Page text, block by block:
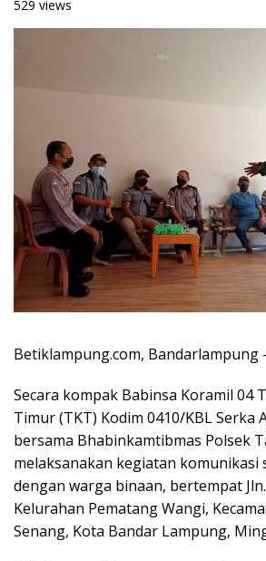
529 views
Betiklampung.com, Bandarlampung
Secara kompak Babinsa Koramil 04
Timur (TKT) Kodim 0410/KBL Serka
bersama Bhabinkamtibmas Polsek
melaksanakan kegiatan komunikasi
dengan warga binaan, bertempat
Kelurahan Pematang Wangi,
Senang, Kota Bandar Lampung,